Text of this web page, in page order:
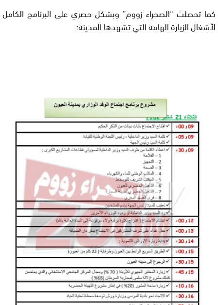
كما تحصلت “الصحراء زووم” وبشكل حصري على البرنامج الكامل
لأشغال الزيارة الهامة التي تشهدها المدينة: